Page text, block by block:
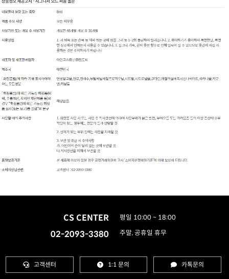
CS CENTER
02-2093-3380
평일 10:00 ~ 18:00
주말, 공휴일 휴무
고객센터 1:1 문의 카톡문의